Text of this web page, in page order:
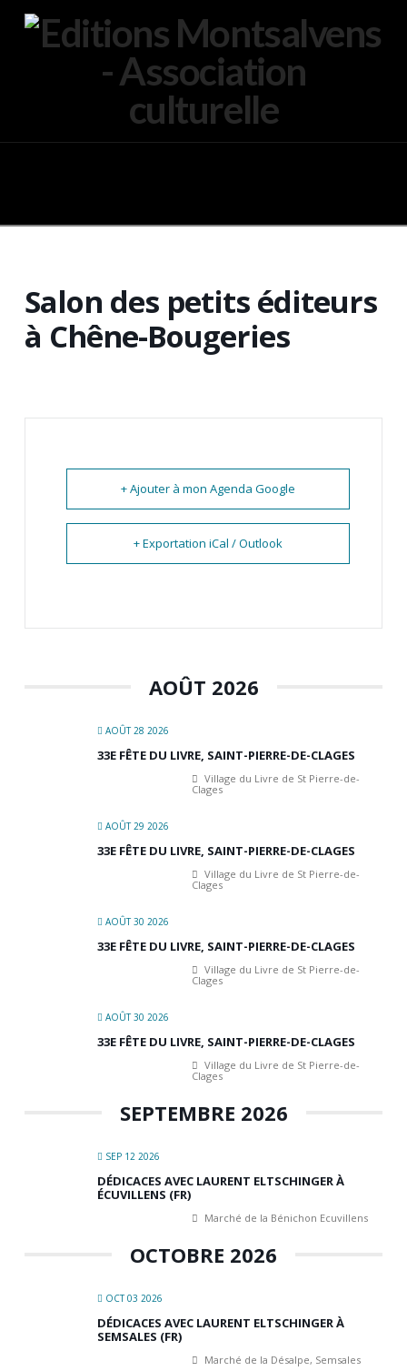
Salon des petits éditeurs
à Chêne-Bougeries
+ Ajouter à mon Agenda Google
+ Exportation iCal / Outlook
AOÛT 2026
AOÛT 28 2026
33E FÊTE DU LIVRE, SAINT-PIERRE-DE-CLAGES
Village du Livre de St Pierre-de-
Clages
AOÛT 29 2026
33E FÊTE DU LIVRE, SAINT-PIERRE-DE-CLAGES
Village du Livre de St Pierre-de-
Clages
AOÛT 30 2026
33E FÊTE DU LIVRE, SAINT-PIERRE-DE-CLAGES
Village du Livre de St Pierre-de-
Clages
AOÛT 30 2026
33E FÊTE DU LIVRE, SAINT-PIERRE-DE-CLAGES
Village du Livre de St Pierre-de-
Clages
SEPTEMBRE 2026
SEP 12 2026
DÉDICACES AVEC LAURENT ELTSCHINGER À
ÉCUVILLENS (FR)
Marché de la Bénichon Ecuvillens
OCTOBRE 2026
OCT 03 2026
DÉDICACES AVEC LAURENT ELTSCHINGER À
SEMSALES (FR)
Marché de la Désalpe, Semsales